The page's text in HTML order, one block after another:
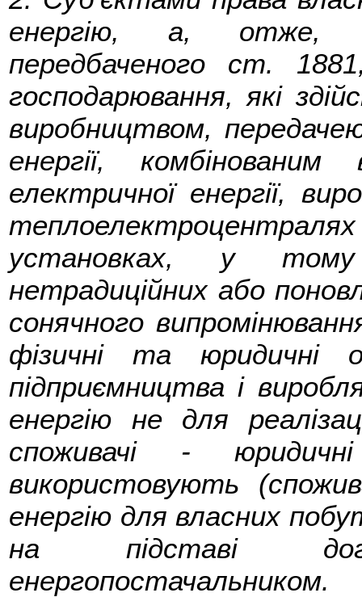
енергію, а, отже,
передбаченого ст.
господарювання, які
виробництвом,
енергії,
електричної енергії,
установках, у
нетрадиційних або
сонячного
фізичні та юридичні
підприємництва і
енергію не для
споживачі -
використовують
енергію для власних
на підставі
енергопостачальником.